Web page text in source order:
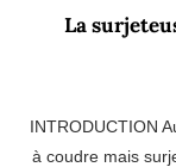
La
INTRODUCTION
à coudre mais